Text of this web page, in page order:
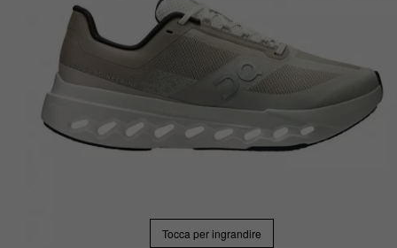
Tocca per ingrandire